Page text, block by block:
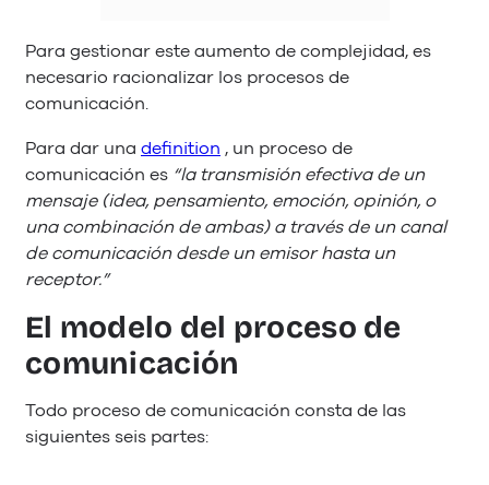
Para gestionar este aumento de complejidad, es
necesario racionalizar los procesos de
comunicación.
Para dar una definition , un proceso de
comunicación es “la transmisión efectiva de un
mensaje (idea, pensamiento, emoción, opinión, o
una combinación de ambas) a través de un canal
de comunicación desde un emisor hasta un
receptor.”
El modelo del proceso de
comunicación
Todo proceso de comunicación consta de las
siguientes seis partes: